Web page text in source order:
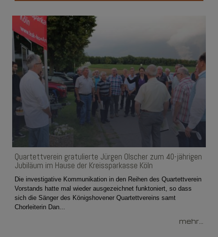
Quartettverein gratulierte Jürgen Olscher zum 40-jährigen
Jubiläum im Hause der Kreissparkasse Köln
Die investigative Kommunikation in den Reihen des Quartettverein
Vorstands hatte mal wieder ausgezeichnet funktoniert, so dass
sich die Sänger des Königshovener Quartettvereins samt
Chorleiterin Dan...
mehr...